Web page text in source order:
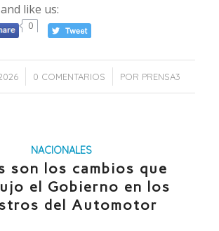
like us:
0
0 COMENTARIOS
/ POR PRENSA3
NACIONALES
son los cambios que
el Gobierno en los
del Automotor